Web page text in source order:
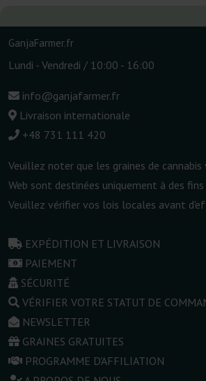
GanjaFarmer.fr
Lundi - Vendredi / 10:00 - 16:00
info@ganjafarmer.fr
Livraison internationale
+48 731 111 420
Veuillez noter que les graines de cannabis
Web sont destinées uniquement à des
Veuillez vérifier vos lois locales avant
EXPÉDITION ET LIVRAISON
PAIEMENT
SÉCURITÉ
VÉRIFIER VOTRE STATUT DE
NEWSLETTER
GRAINES GRATUITES
PROGRAMME D'AFFILIATION